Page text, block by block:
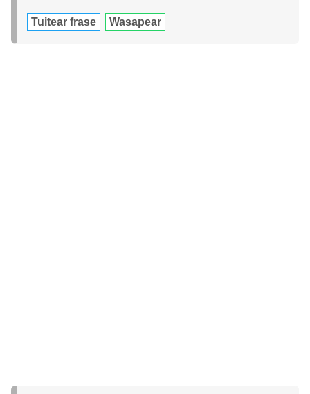
Tuitear frase Wasapear